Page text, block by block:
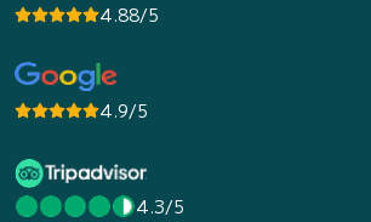
4.88/5
4.9/5
4.3/5